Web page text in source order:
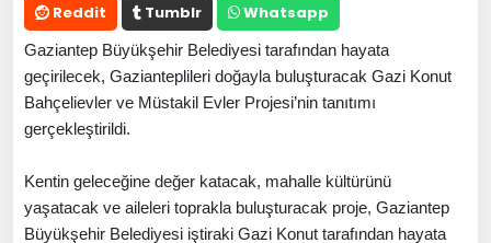
Reddit Tumblr Whatsapp
Gaziantep Büyükşehir Belediyesi tarafından hayata
geçirilecek, Gazianteplileri doğayla buluşturacak Gazi Konut
Bahçelievler ve Müstakil Evler Projesi’nin tanıtımı
gerçekleştirildi.
Kentin geleceğine değer katacak, mahalle kültürünü
yaşatacak ve aileleri toprakla buluşturacak proje, Gaziantep
Büyükşehir Belediyesi iştiraki Gazi Konut tarafından hayata